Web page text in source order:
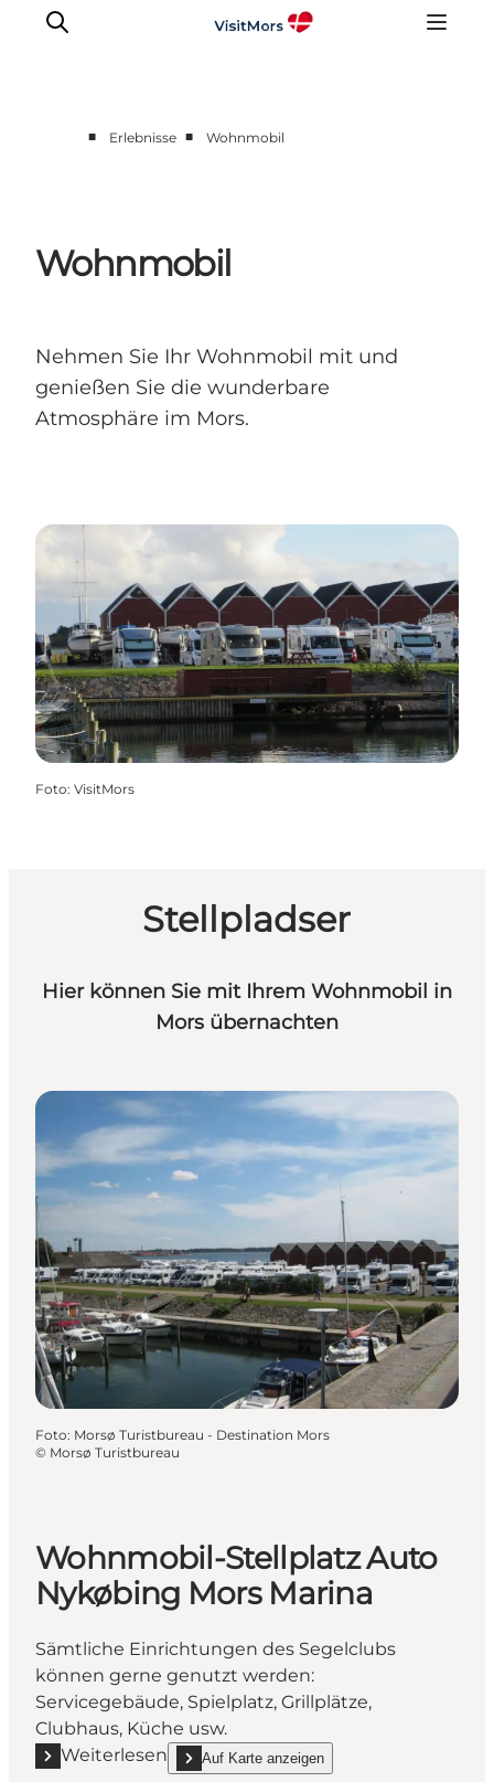
Infos über Mors
Unterkunft
Planen Sie Ihre Reise
■ Erlebnisse ■ Wohnmobil
Wohnmobil
Nehmen Sie Ihr Wohnmobil mit und
genießen Sie die wunderbare
Atmosphäre im Mors.
Foto: VisitMors
Stellpladser
Hier können Sie mit Ihrem Wohnmobil in
Mors übernachten
Foto: Morsø Turistbureau - Destination Mors
© Morsø Turistbureau
Wohnmobil-Stellplatz Auto
Nykøbing Mors Marina
Sämtliche Einrichtungen des Segelclubs
können gerne genutzt werden:
Servicegebäude, Spielplatz, Grillplätze,
Clubhaus, Küche usw.
Weiterlesen
Mehr erfahren "Wohnmobil-Stellplatz Auto
Auf Karte anzeigen
show Wohnmobil-Stellplatz Auto Nykøbing Mors